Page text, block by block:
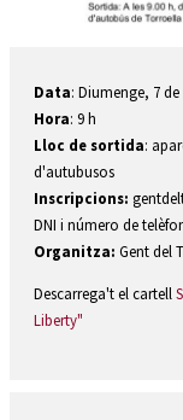
Data: Diumenge, 7
Hora: 9 h
Lloc de sortida:
d'autubusos
Inscripcions:
DNI i número de
Organitza: Gent del
Descarrega't el cartell
Liberty"